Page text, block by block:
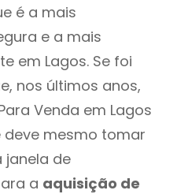
é a mais
e a mais
em Lagos. Se foi
nos últimos anos,
Venda em Lagos
deve mesmo tomar
janela de
a aquisição de